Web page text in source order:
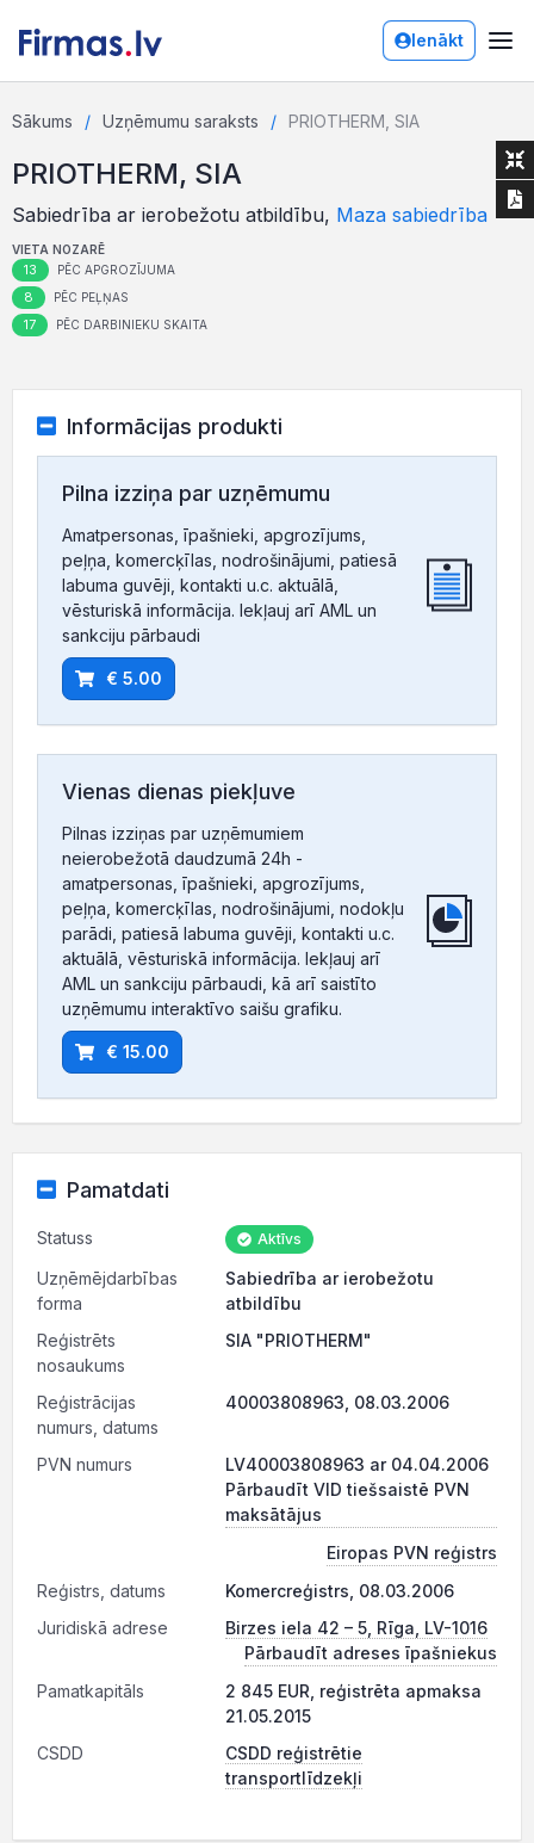
Ienākt
Sākums Uzņēmumu saraksts PRIOTHERM, SIA
PRIOTHERM, SIA
Sabiedrība ar ierobežotu atbildību, Maza sabiedrība
VIETA NOZARĒ
13 PĒC APGROZĪJUMA
8 PĒC PEĻŅAS
17 PĒC DARBINIEKU SKAITA
Informācijas produkti
Pilna izziņa par uzņēmumu
Amatpersonas, īpašnieki, apgrozījums,
peļņa, komercķīlas, nodrošinājumi, patiesā
labuma guvēji, kontakti u.c. aktuālā,
vēsturiskā informācija. Iekļauj arī AML un
sankciju pārbaudi
€ 5.00
Vienas dienas piekļuve
Pilnas izziņas par uzņēmumiem
neierobežotā daudzumā 24h -
amatpersonas, īpašnieki, apgrozījums,
peļņa, komercķīlas, nodrošinājumi, nodokļu
parādi, patiesā labuma guvēji, kontakti u.c.
aktuālā, vēsturiskā informācija. Iekļauj arī
AML un sankciju pārbaudi, kā arī saistīto
uzņēmumu interaktīvo saišu grafiku.
€ 15.00
Pamatdati
Statuss Aktīvs
Uzņēmējdarbības
forma
Sabiedrība ar ierobežotu
atbildību
Reģistrēts
nosaukums
SIA "PRIOTHERM"
Reģistrācijas
numurs, datums
40003808963, 08.03.2006
PVN numurs
LV40003808963 ar 04.04.2006
Pārbaudīt VID tiešsaistē PVN
maksātājus
Eiropas PVN reģistrs
Reģistrs, datums
Komercreģistrs, 08.03.2006
Juridiskā adrese
Birzes iela 42 – 5, Rīga, LV-1016
Pārbaudīt adreses īpašniekus
Pamatkapitāls
2 845 EUR, reģistrēta apmaksa
21.05.2015
CSDD
CSDD reģistrētie
transportlīdzekļi